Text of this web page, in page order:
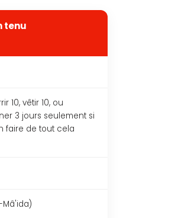
tenu
10, vêtir 10, ou
3 jours seulement si
faire de tout cela
Mâ'ida)